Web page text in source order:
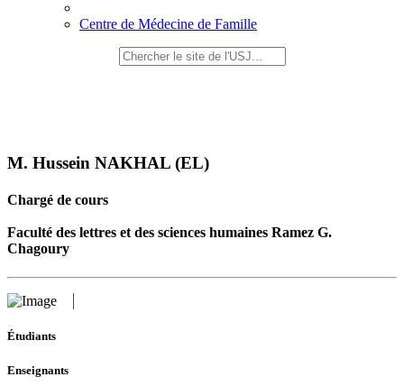
Centre de Médecine de Famille
M. Hussein NAKHAL (EL)
Chargé de cours
Faculté des lettres et des sciences humaines Ramez G.
Chagoury
Étudiants
Enseignants